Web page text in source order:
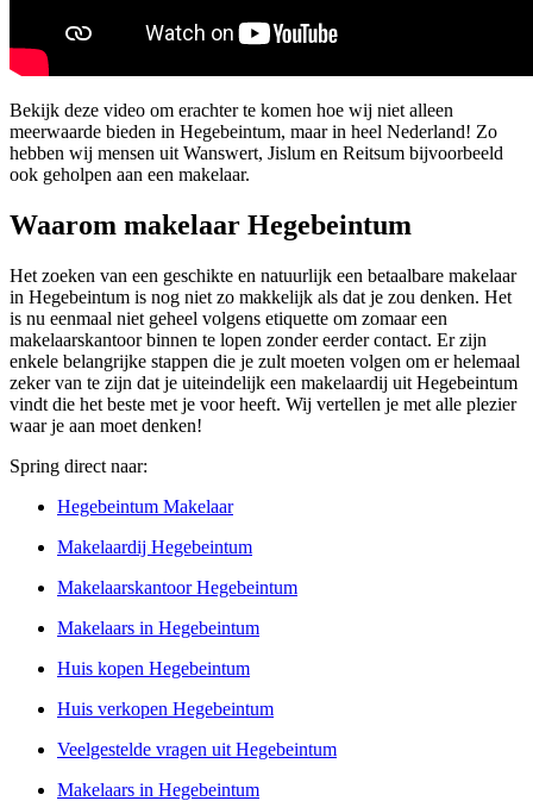
Bekijk deze video om erachter te komen hoe wij niet alleen
meerwaarde bieden in Hegebeintum, maar in heel Nederland! Zo
hebben wij mensen uit Wanswert, Jislum en Reitsum bijvoorbeeld
ook geholpen aan een makelaar.
Waarom makelaar Hegebeintum
Het zoeken van een geschikte en natuurlijk een betaalbare makelaar
in Hegebeintum is nog niet zo makkelijk als dat je zou denken. Het
is nu eenmaal niet geheel volgens etiquette om zomaar een
makelaarskantoor binnen te lopen zonder eerder contact. Er zijn
enkele belangrijke stappen die je zult moeten volgen om er helemaal
zeker van te zijn dat je uiteindelijk een makelaardij uit Hegebeintum
vindt die het beste met je voor heeft. Wij vertellen je met alle plezier
waar je aan moet denken!
Spring direct naar:
Hegebeintum Makelaar
Makelaardij Hegebeintum
Makelaarskantoor Hegebeintum
Makelaars in Hegebeintum
Huis kopen Hegebeintum
Huis verkopen Hegebeintum
Veelgestelde vragen uit Hegebeintum
Makelaars in Hegebeintum